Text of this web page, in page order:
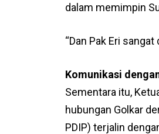
dalam memimpin
“Dan Pak Eri
Komunikasi
Sementara itu,
hubungan Golkar
PDIP) terjalin